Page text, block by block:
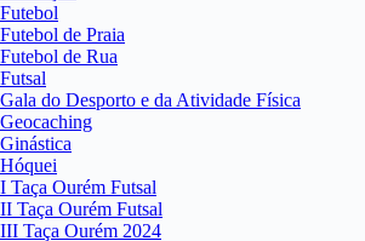
Futebol
Futebol de Praia
Futebol de Rua
Futsal
Gala do Desporto e da Atividade Física
Geocaching
Ginástica
Hóquei
I Taça Ourém Futsal
II Taça Ourém Futsal
III Taça Ourém 2024